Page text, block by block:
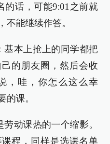
的话，可能9:01之前就
不能继续作答。
基本上抢上的同学都把
的朋友圈，然后会收
，哇，你怎么这么幸
的课。
动课热的一个缩影。
程，同样是选课名单